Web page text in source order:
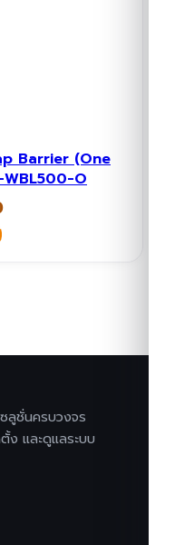
Barrier (One
O
ลูชั่นครบวงจร
ง และดูแลระบบ